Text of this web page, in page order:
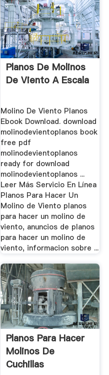
Planos De Molinos
De Viento A Escala
Molino De Viento Planos
Ebook Download. download
molinodevientoplanos book
free pdf
molinodevientoplanos
ready for download
molinodevientoplanos ...
Leer Más Servicio En Línea
Planos Para Hacer Un
Molino de Viento planos
para hacer un molino de
viento, anuncios de planos
para hacer un molino de
viento, informacion sobre ...
Planos Para Hacer
Molinos De
Cuchillas